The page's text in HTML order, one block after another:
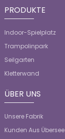
PRODUKTE
Indoor-Spielplatz
Trampolinpark
Seilgarten
Kletterwand
ÜBER UNS
Unsere Fabrik
Kunden Aus Übersee